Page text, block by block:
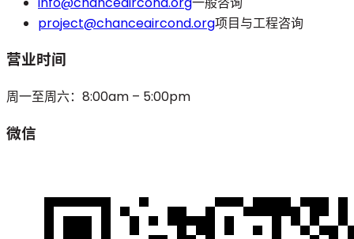
project@chanceaircond.org项目与工程咨询
营业时间
周一至周六：8:00am – 5:00pm
微信